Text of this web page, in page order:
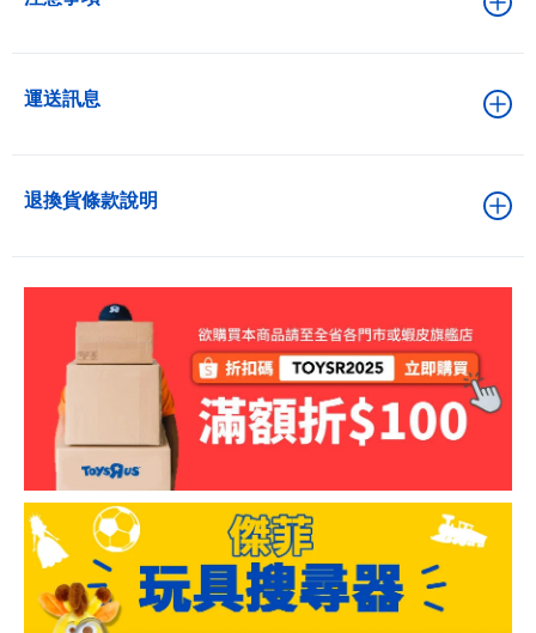
運送訊息
退換貨條款說明